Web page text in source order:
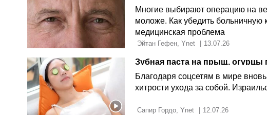
Многие выбирают операцию на
моложе. Как убедить больничную
медицинская проблема
13.07.26
Благодаря соцсетям в мире
хитрости ухода за собой.
12.07.26